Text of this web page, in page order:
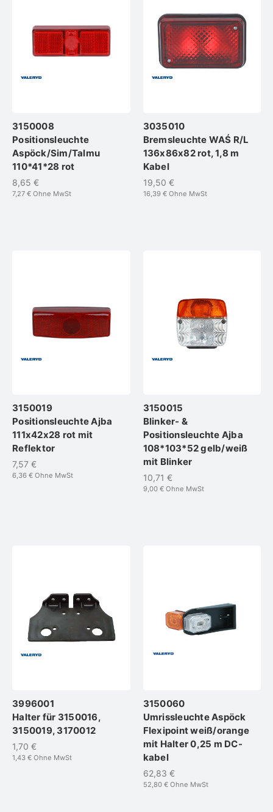
3150008
Positionsleuchte
Aspöck/Sim/Talmu
110*41*28 rot
8,65 €
7,27 € Ohne MwSt
3035010
Bremsleuchte WAŚ R/L
136x86x82 rot, 1,8 m
Kabel
19,50 €
16,39 €Ohne MwSt
3150019
Positionsleuchte Ajba
111x42x28 rot mit
Reflektor
7,57 €
6,36 € Ohne MwSt
3150015
Blinker- &
Positionsleuchte Ajba
108*103*52 gelb/weiß
mit Blinker
10,71 €
9,00 €Ohne MwSt
3996001
Halter für 3150016,
3150019, 3170012
1,70 €
1,43 € Ohne MwSt
3150060
Umrissleuchte Aspöck
Flexipoint weiß/orange
mit Halter 0,25 m DC-
kabel
62,83 €
52,80 €Ohne MwSt